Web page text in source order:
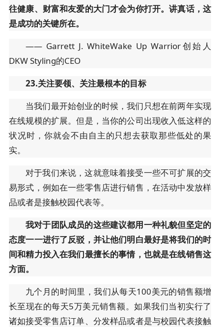
往健康、财富和友爱的大门才会为你打开。讲真话，这
是成功的关键所在。
—— Garrett J. WhiteWake Up Warrior创始人
DKW Styling的CEO
23.关注要领、关注最根本的目标
当我们最开始创业的时候，我们只想在前两年实现
在线规模的扩展。但是，当你的公司出现收入低这样的
状况时，你就会不由自主的只想去获取那些低处的果
实。
对于我们来说，这就意味着接受一些不可扩展的交
易形式，例如在一些零售店进行销售，在活动中发放样
品或者是接触校园代表等。
我对于团队成员的这些建议都用一种礼貌但坚定的
态度一一进行了反驳，并让他们明白最好是将我们的时
间和精力投入在我们最擅长的事情，也就是在线销售这
方面。
九个月的时间里，我们从每天100美元的销售额增
长至现在的每天5万美元销售额。如果我们当初实行了
诸如接受零售店订单、分发样品或者是与校园代表接触